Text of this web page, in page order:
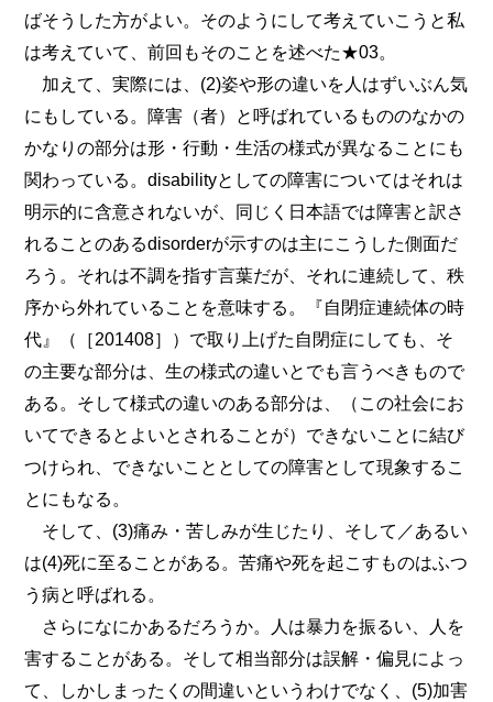
ばそうした方がよい。そのようにして考えていこうと私
は考えていて、前回もそのことを述べた★03。
加えて、実際には、(2)姿や形の違いを人はずいぶん気
にもしている。障害（者）と呼ばれているもののなかの
かなりの部分は形・行動・生活の様式が異なることにも
関わっている。disabilityとしての障害についてはそれは
明示的に含意されないが、同じく日本語では障害と訳さ
れることのあるdisorderが示すのは主にこうした側面だ
ろう。それは不調を指す言葉だが、それに連続して、秩
序から外れていることを意味する。『自閉症連続体の時
代』（［201408］）で取り上げた自閉症にしても、そ
の主要な部分は、生の様式の違いとでも言うべきもので
ある。そして様式の違いのある部分は、（この社会にお
いてできるとよいとされることが）できないことに結び
つけられ、できないこととしての障害として現象するこ
とにもなる。
そして、(3)痛み・苦しみが生じたり、そして／あるい
は(4)死に至ることがある。苦痛や死を起こすものはふつ
う病と呼ばれる。
さらになにかあるだろうか。人は暴力を振るい、人を
害することがある。そして相当部分は誤解・偏見によっ
て、しかしまったくの間違いというわけでなく、(5)加害